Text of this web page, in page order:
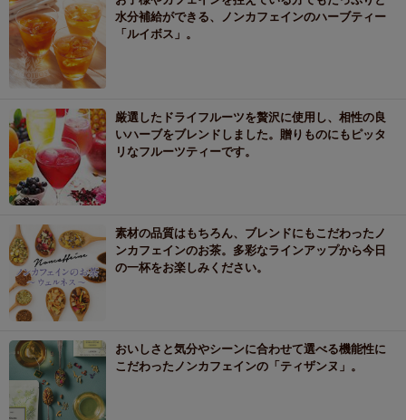
水分補給ができる、ノンカフェインのハーブティー
「ルイボス」。
厳選したドライフルーツを贅沢に使用し、相性の良
いハーブをブレンドしました。贈りものにもピッタ
リなフルーツティーです。
素材の品質はもちろん、ブレンドにもこだわったノ
ンカフェインのお茶。多彩なラインアップから今日
の一杯をお楽しみください。
おいしさと気分やシーンに合わせて選べる機能性に
こだわったノンカフェインの「ティザンヌ」。